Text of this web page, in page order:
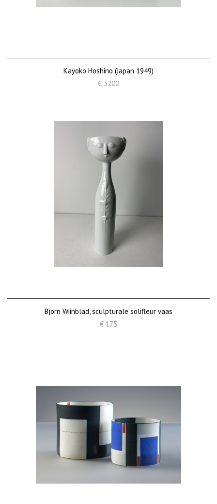
Kayoko Hoshino (Japan 1949)
€ 3200
Bjorn Wiinblad, sculpturale solifleur vaas
€ 175